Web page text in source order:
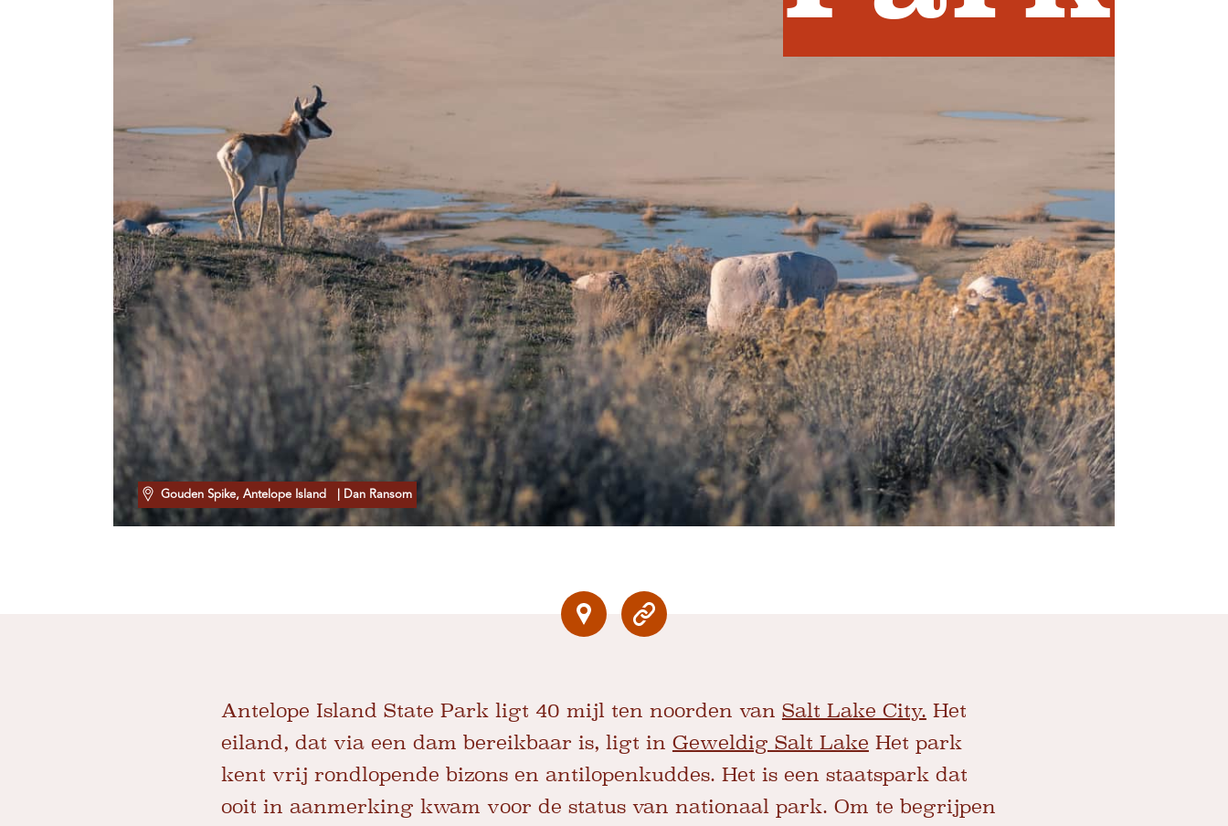
Gouden Spike, Antelope Island | Dan Ransom
Antelope Island State Park ligt 40 mijl ten noorden van Salt Lake City. Het
eiland, dat via een dam bereikbaar is, ligt in Geweldig Salt Lake Het park
kent vrij rondlopende bizons en antilopenkuddes. Het is een staatspark dat
ooit in aanmerking kwam voor de status van nationaal park. Om te begrijpen